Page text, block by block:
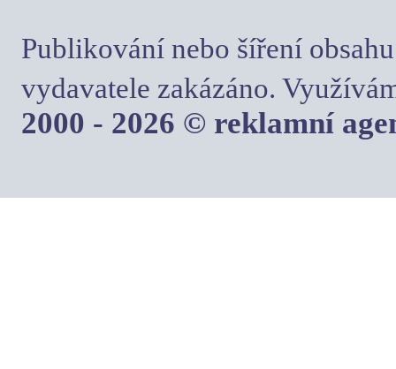
Publikování nebo šíření
vydavatele zakázáno.
2000 - 2026 © reklamní